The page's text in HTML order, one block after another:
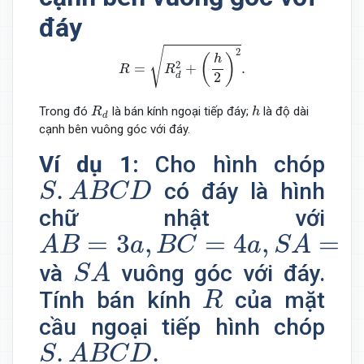
đáy
R = √R2
d + ( h
2 ) 2
.
+(h2)2.
Trong đó Rd
Rd là bán kính ngoại tiếp đáy; h
hlà độ dài
cạnh bên vuông góc với đáy.
Ví dụ 1: Cho hình chóp
S. ABCD
S. ABCD
có đáy là hình
chữ nhật với
AB = 3a, BC = 4a, SA =
AB= ,BC =4a,S A=12a
và SA
SA
vuông góc với đáy.
Tính bán kính R
R của mặt
cầu ngoại tiếp hình chóp
S. ABCD.
S.ABCD.